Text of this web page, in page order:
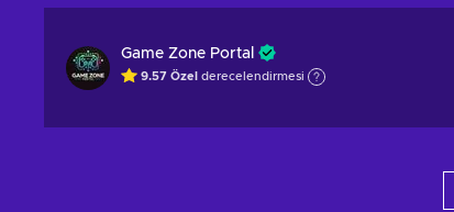
Game Zone Portal
9.57 Özel derecelendirmesi